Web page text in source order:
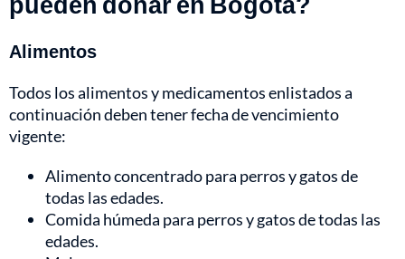
Alimentos
Todos los alimentos y medicamentos enlistados a
continuación deben tener fecha de vencimiento
vigente:
Alimento concentrado para perros y gatos de
todas las edades.
Comida húmeda para perros y gatos de todas las
edades.